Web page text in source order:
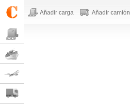
Añadir carga Añadir camión